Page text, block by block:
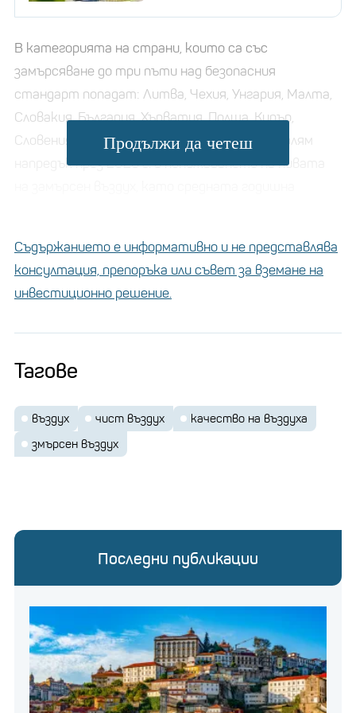
В категорията на страни, които са със
замърсяване до три пъти над безопасния
стандарт попадат: Литва, Чехия, Унгария, Малта,
Словакия, България, Хърватия, Полша, Кипър,
Словения и Италия. Хърватия показа най-голям
напредък през 2023 г. в понижаването на нивата
използването на възобновяеми енергийни
източници.
https://businessnovinite.bg/esg/kutija-zahranvana-sas-
slancheva-energija-izvlicha-999-litra-voda-ot-
vazduha-na-den.html
Продължи да четеш
Съдържанието е информативно и не представлява
консултация, препоръка или съвет за вземане на
инвестиционно решение.
Тагове
въздух чист въздух
качество на въздуха
змърсен въздух
Последни публикации